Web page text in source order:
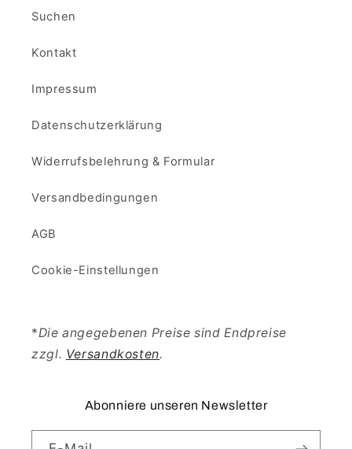
Suchen
Kontakt
Impressum
Datenschutzerklärung
Widerrufsbelehrung & Formular
Versandbedingungen
AGB
Cookie-Einstellungen
*Die angegebenen Preise sind Endpreise
zzgl. Versandkosten.
Abonniere unseren Newsletter